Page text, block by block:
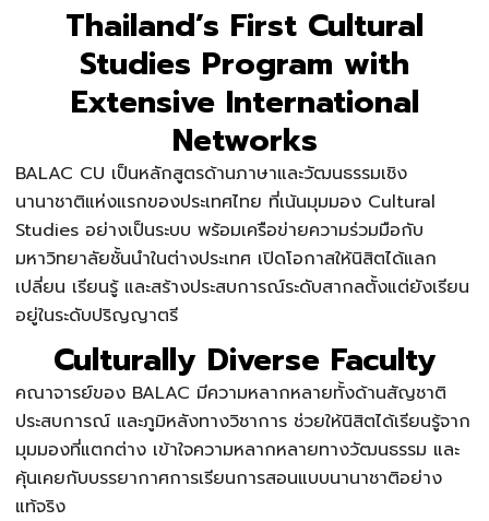
Thailand’s First Cultural
Studies Program with
Extensive International
Networks
BALAC CU เป็นหลักสูตรด้านภาษาและวัฒนธรรมเชิง
นานาชาติแห่งแรกของประเทศไทย ที่เน้นมุมมอง Cultural
Studies อย่างเป็นระบบ พร้อมเครือข่ายความร่วมมือกับ
มหาวิทยาลัยชั้นนำในต่างประเทศ เปิดโอกาสให้นิสิตได้แลก
เปลี่ยน เรียนรู้ และสร้างประสบการณ์ระดับสากลตั้งแต่ยังเรียน
อยู่ในระดับปริญญาตรี
Culturally Diverse Faculty
คณาจารย์ของ BALAC มีความหลากหลายทั้งด้านสัญชาติ
ประสบการณ์ และภูมิหลังทางวิชาการ ช่วยให้นิสิตได้เรียนรู้จาก
มุมมองที่แตกต่าง เข้าใจความหลากหลายทางวัฒนธรรม และ
คุ้นเคยกับบรรยากาศการเรียนการสอนแบบนานาชาติอย่าง
แท้จริง